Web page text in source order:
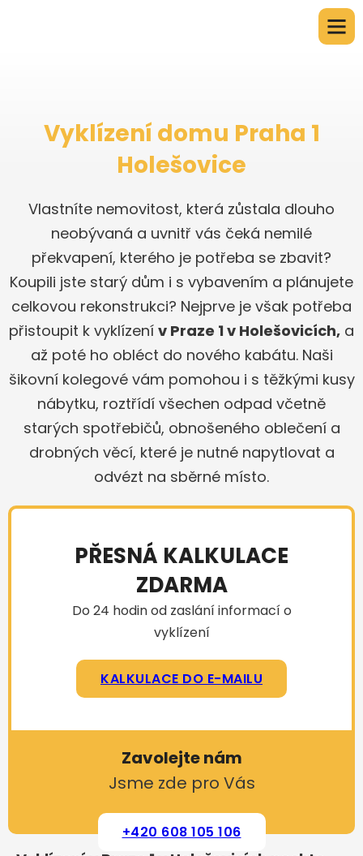
Vyklízení domu Praha 1
Holešovice
Vlastníte nemovitost, která zůstala dlouho
neobývaná a uvnitř vás čeká nemilé
překvapení, kterého je potřeba se zbavit?
Koupili jste starý dům i s vybavením a plánujete
celkovou rekonstrukci? Nejprve je však potřeba
přistoupit k vyklízení v Praze 1 v Holešovicích, a
až poté ho obléct do nového kabátu. Naši
šikovní kolegové vám pomohou i s těžkými kusy
nábytku, roztřídí všechen odpad včetně
starých spotřebičů, obnošeného oblečení a
drobných věcí, které je nutné napytlovat a
odvézt na sběrné místo.
PŘESNÁ KALKULACE
ZDARMA
Do 24 hodin od zaslání informací o
vyklízení
KALKULACE DO E-MAILU
Zavolejte nám
Jsme zde pro Vás
+420 608 105 106